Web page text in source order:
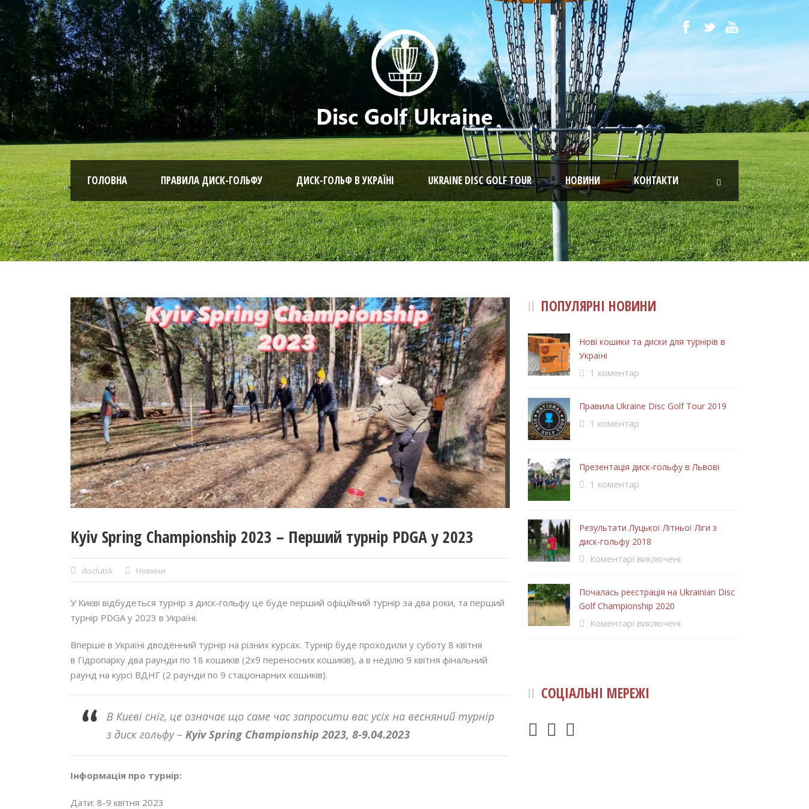
ГОЛОВНА ПРАВИЛА ДИСК-ГОЛЬФУ ДИСК-ГОЛЬФ В УКРАЇНІ UKRAINE DISC GOLF TOUR НОВИНИ КОНТАКТИ
Kyiv Spring Championship 2023 – Перший турнір PDGA у 2023
disclutsk Новини
У Києві відбудеться турнір з диск-гольфу це буде перший офіційний турнір за два роки, та перший
турнір PDGA у 2023 в Україні.
Вперше в Україні дводенний турнір на різних курсах. Турнір буде проходили у суботу 8 квітня
в Гідропарку два раунди по 18 кошиків (2х9 переносних кошиків), а в неділю 9 квітня фінальний
раунд на курсі ВДНГ (2 раунди по 9 стаціонарних кошиків).
В Києві сніг, це означає що саме час запросити вас усіх на весняний турнір
з диск гольфу – Kyiv Spring Championship 2023, 8-9.04.2023
Інформація про турнір:
Дати: 8-9 квітня 2023
ПОПУЛЯРНІ НОВИНИ
Нові кошики та диски для турнірів в
Україні
1 коментар
Правила Ukraine Disc Golf Tour 2019
1 коментар
Презентація диск-гольфу в Львові
1 коментар
Результати Луцької Літньої Ліги з
диск-гольфу 2018
Коментарі виключені
Почалась реєстрація на Ukrainian Disc
Golf Championship 2020
Коментарі виключені
СОЦІАЛЬНІ МЕРЕЖІ